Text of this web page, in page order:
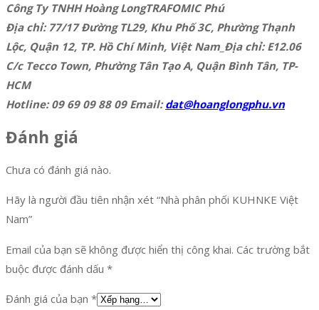
Công Ty TNHH Hoàng LongTRAFOMIC Phú
Địa chỉ: 77/17 Đường TL29, Khu Phố 3C, Phường Thạnh
Lộc, Quận 12, TP. Hồ Chí Minh, Việt Nam_Địa chỉ: E12.06
C/c Tecco Town, Phường Tân Tạo A, Quận Bình Tân, TP-
HCM
Hotline: 09 69 09 88 09 Email:dat@hoanglongphu.vn
Đánh giá
Chưa có đánh giá nào.
Hãy là người đầu tiên nhận xét “Nhà phân phối KUHNKE Việt
Nam”
Email của bạn sẽ không được hiển thị công khai. Các trường bắt
buộc được đánh dấu *
Đánh giá của bạn *